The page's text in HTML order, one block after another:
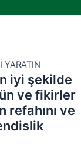
YARATIN
iyi şekilde
ve fikirler
refahını ve